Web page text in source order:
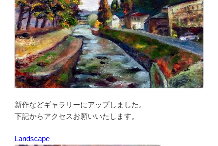
新作などギャラリーにアップしました。
下記からアクセスお願いいたします。
Landscape